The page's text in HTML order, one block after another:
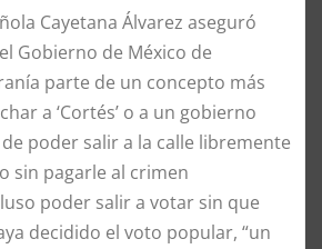
Cayetana Álvarez aseguró
Gobierno de México de
parte de un concepto más
a ‘Cortés’ o a un gobierno
poder salir a la calle libremente
sin pagarle al crimen
poder salir a votar sin que
decidido el voto popular, “un